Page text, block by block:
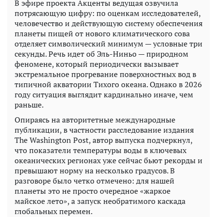
В эфире проекта Акценты ведущая озвучила
потрясающую цифру: по оценкам исследователей,
человечество и действующую систему обеспечения
планеты пищей от нового климатического сова
отделяет символический минимум — условные три
секунды. Речь идет об Эль-Ниньо — природном
феномене, который периодически вызывает
экстремальное прогревание поверхностных вод в
типичной акватории Тихого океана. Однако в 2026
году ситуация выглядит кардинально иначе, чем
раньше.
Опираясь на авторитетные международные
публикации, в частности расследование издания
The Washington Post, автор выпуска подчеркнул,
что показатели температуры воды в ключевых
океанических регионах уже сейчас бьют рекорды и
превышают норму на несколько градусов. В
разговоре было четко отмечено: для нашей
планеты это не просто очередное «жаркое
майское лето», а запуск необратимого каскада
глобальных перемен.